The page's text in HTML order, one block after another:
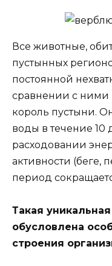
Все животные,
пустынных
постоянной
сравнении с
король пустыни.
воды в течение
расходовании
активности (беге,
период
Такая
обусловлена
строения